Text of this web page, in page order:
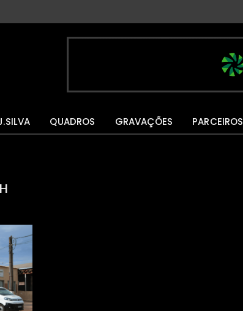
QUADROS GRAVAÇÕES PARCEIROS